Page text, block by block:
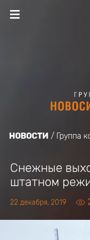
НОВОСТИ Группа
Снежные
штатном
22 декабря, 2019